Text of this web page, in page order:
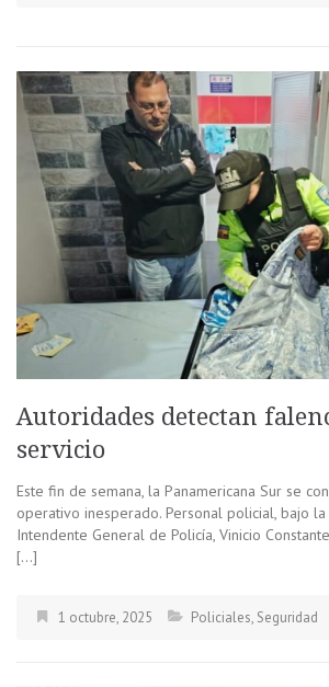
Autoridades detectan
servicio
Este fin de semana, la Panamericana Sur se
operativo inesperado. Personal policial, bajo
Intendente General de Policía, Vinicio
[…]
1 octubre, 2025 Policiales, Seguridad